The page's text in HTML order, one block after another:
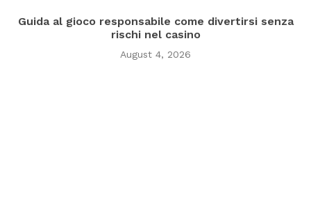
Guida al gioco responsabile come divertirsi senza
rischi nel casino
August 4, 2026